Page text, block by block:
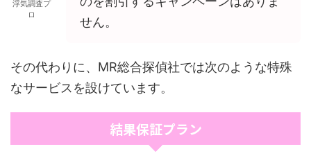
浮気調査プ
ロ
せん。
その代わりに、MR総合探偵社では次のような特殊
なサービスを設けています。
結果保証プラン